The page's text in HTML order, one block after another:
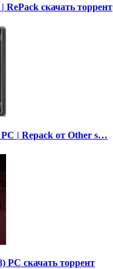
RePack скачать торрент
| Repack от Other s…
PC скачать торрент